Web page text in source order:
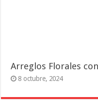
Arreglos Florales
8 octubre, 2024